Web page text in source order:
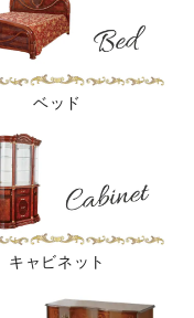
ベッド
キャビネット